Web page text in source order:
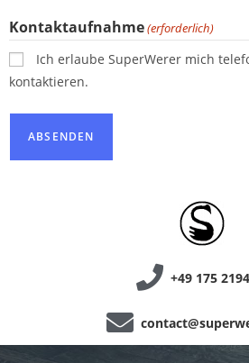
Kontaktaufnahme(erforderlich)
Ich erlaube SuperWerer mich
kontaktieren.
+49 175